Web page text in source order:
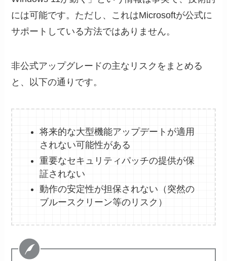
には可能です。ただし、これはMicrosoftが公式に
サポートしている方法ではありません。
非公式アップグレードの主なリスクをまとめる
と、以下の通りです。
将来的な大型機能アップデートが適用
されない可能性がある
重要なセキュリティパッチの提供が保
証されない
動作の安定性が担保されない（突然の
ブルースクリーン等のリスク）